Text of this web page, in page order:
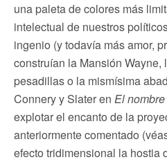
una paleta de colores más
intelectual de nuestros
ingenio (y todavía más amor,
construían la Mansión Wayne,
pesadillas o la mismísima
Connery y Slater en El
explotar el encanto de la
anteriormente comentado
efecto tridimensional la hostia